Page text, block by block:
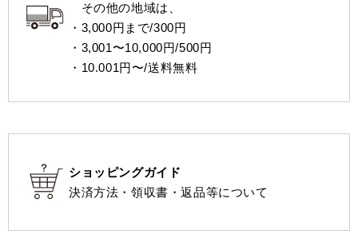
その他の地域は、
・3,000円まで/300円
・3,001〜10,000円/500円
・10.001円〜/送料無料
ショッピングガイド
決済方法・領収書・返品等について